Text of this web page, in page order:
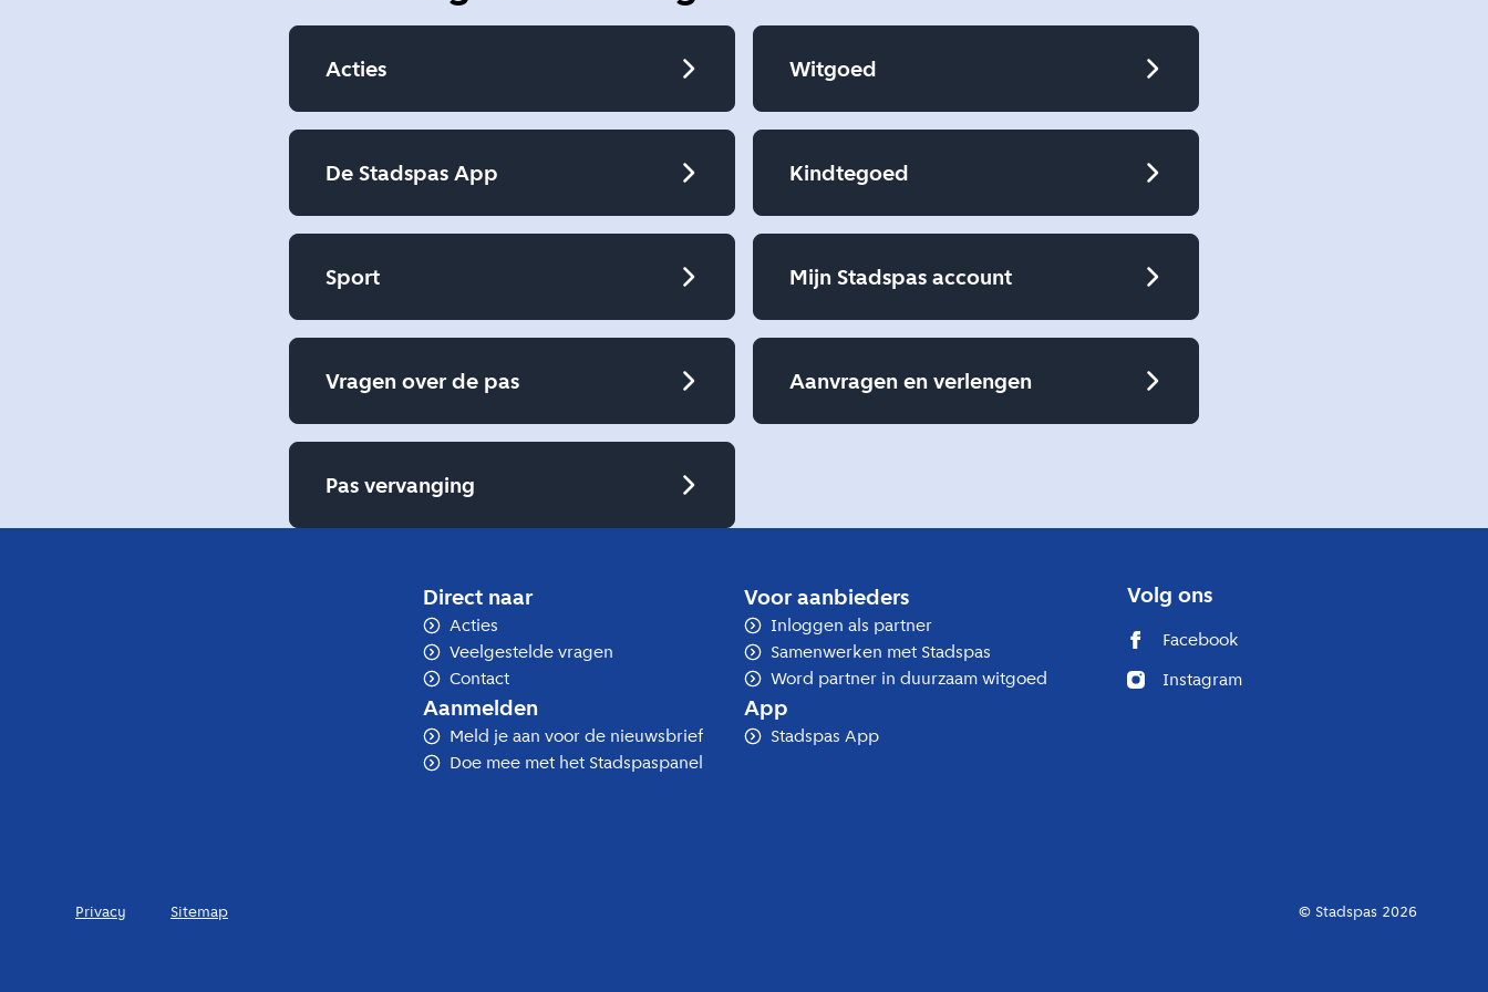
Acties Witgoed
De Stadspas App Kindtegoed
Sport Mijn Stadspas account
Vragen over de pas Aanvragen en verlengen
Pas vervanging
Direct naar
Acties
Veelgestelde vragen
Contact
Voor aanbieders
Inloggen als partner
Samenwerken met Stadspas
Word partner in duurzaam witgoed
Aanmelden
Meld je aan voor de nieuwsbrief
Doe mee met het Stadspaspanel
App
Stadspas App
Volg ons
Facebook
Instagram
Privacy Sitemap © Stadspas 2026